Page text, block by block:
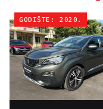
GODIŠTE: 2020.